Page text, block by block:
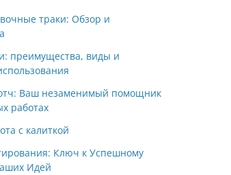
траки: Обзор и
преимущества, виды и
Ваш незаменимый помощник
работах
с калиткой
Ключ к Успешному
Идей